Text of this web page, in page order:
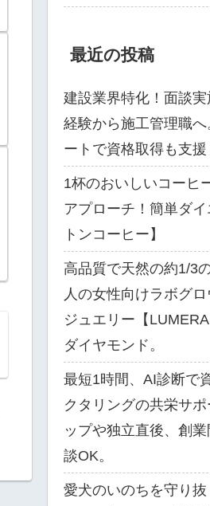
最近の投稿
建設業界特化！面談
経験から施工管理職
ートで資格取得も支援
1杯のおいしいコーヒ
アプローチ！簡単ダ
トンコーヒー】
高品質で天然の約1/3
人の女性向けラボグ
ジュエリー【
ダイヤモンド。
最短1時間、AI診断で
クタリングの共栄サ
ップや独立直後、創
談OK。
愛犬のいのちを守り